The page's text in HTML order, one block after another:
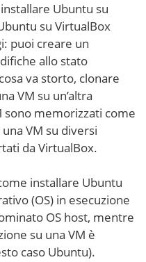
Ubuntu su
su VirtualBox
puoi creare un
allo stato
va storto, clonare
VM su un’altra
sono memorizzati come
VM su diversi
da VirtualBox.
installare Ubuntu
(OS) in esecuzione
OS host, mentre
su una VM è
caso Ubuntu).